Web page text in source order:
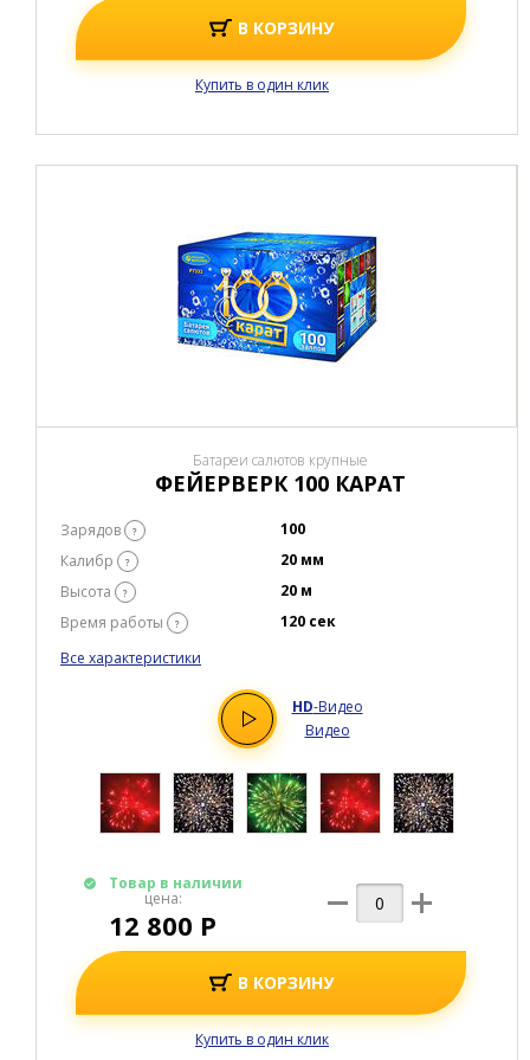
В КОРЗИНУ
Купить в один клик
Батареи салютов крупные
ФЕЙЕРВЕРК 100 КАРАТ
Зарядов ?
100
Калибр
?
20 мм
Высота
?
20 м
Время работы
?
120 сек
Все характеристики
HD-Видео
Видео
Товар в наличии
цена:
12 800 Р
В КОРЗИНУ
Купить в один клик